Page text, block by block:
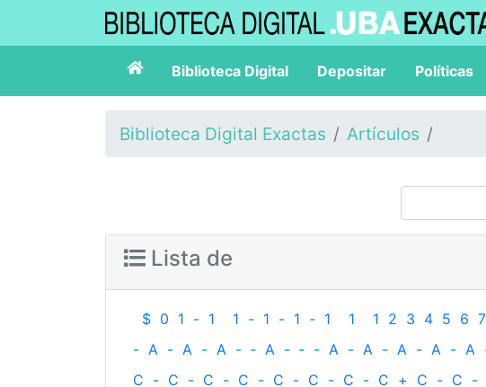
Biblioteca Digital Depositar Políticas
Biblioteca Digital Exactas Artículos
Lista de
$ 0 1 - 1 1 - 1 - 1 - 1 1 1 2 3 4 5 6 7
- A - A - A - ‐ A - ‐ - A - A - A - A - A
C - C - C - C - C - C - C - C + C - C -